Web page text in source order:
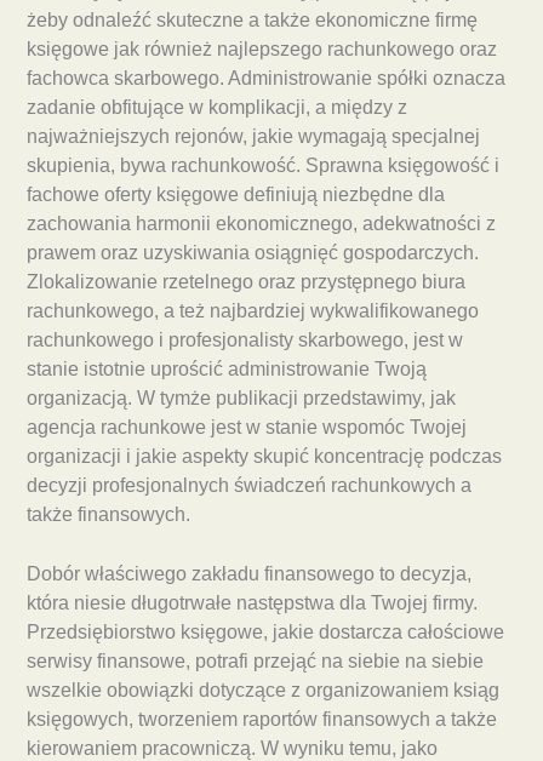
żeby odnaleźć skuteczne a także ekonomiczne firmę
księgowe jak również najlepszego rachunkowego oraz
fachowca skarbowego. Administrowanie spółki oznacza
zadanie obfitujące w komplikacji, a między z
najważniejszych rejonów, jakie wymagają specjalnej
skupienia, bywa rachunkowość. Sprawna księgowość i
fachowe oferty księgowe definiują niezbędne dla
zachowania harmonii ekonomicznego, adekwatności z
prawem oraz uzyskiwania osiągnięć gospodarczych.
Zlokalizowanie rzetelnego oraz przystępnego biura
rachunkowego, a też najbardziej wykwalifikowanego
rachunkowego i profesjonalisty skarbowego, jest w
stanie istotnie uprościć administrowanie Twoją
organizacją. W tymże publikacji przedstawimy, jak
agencja rachunkowe jest w stanie wspomóc Twojej
organizacji i jakie aspekty skupić koncentrację podczas
decyzji profesjonalnych świadczeń rachunkowych a
także finansowych.
Dobór właściwego zakładu finansowego to decyzja,
która niesie długotrwałe następstwa dla Twojej firmy.
Przedsiębiorstwo księgowe, jakie dostarcza całościowe
serwisy finansowe, potrafi przejąć na siebie na siebie
wszelkie obowiązki dotyczące z organizowaniem ksiąg
księgowych, tworzeniem raportów finansowych a także
kierowaniem pracowniczą. W wyniku temu, jako